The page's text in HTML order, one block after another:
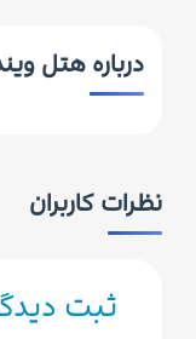
درباره هتل
نظرات کاربران
ثبت